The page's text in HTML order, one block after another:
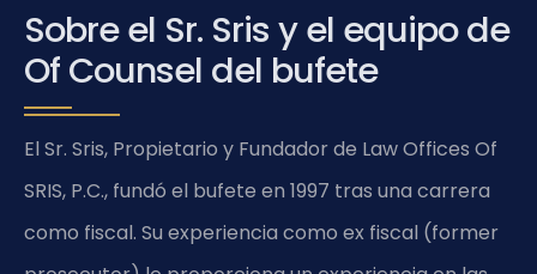
Sobre el Sr. Sris y el equipo de
Of Counsel del bufete
El Sr. Sris, Propietario y Fundador de Law Offices Of
SRIS, P.C., fundó el bufete en 1997 tras una carrera
como fiscal. Su experiencia como ex fiscal (former